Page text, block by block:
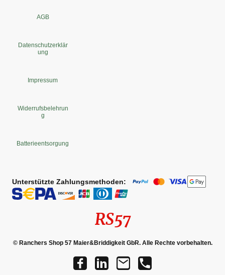
AGB
Datenschutzerklär
ung
Impressum
Widerrufsbelehrun
g
Batterieentsorgung
Unterstützte Zahlungsmethoden:
RS57
© Ranchers Shop 57 Maier&Briddigkeit GbR. Alle Rechte vorbehalten.